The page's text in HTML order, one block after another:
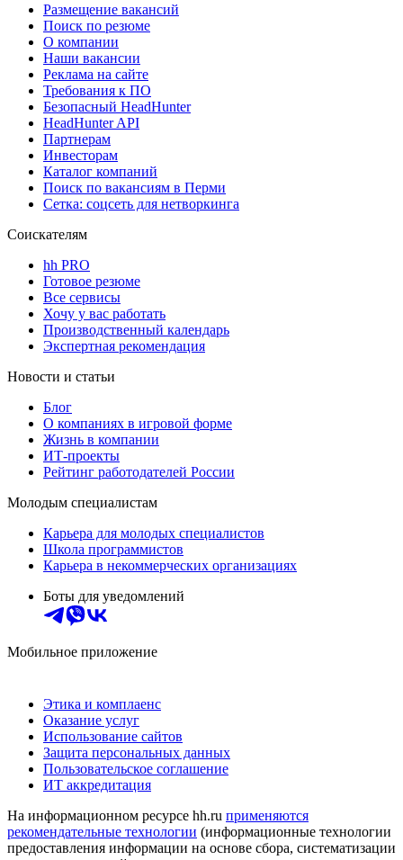
Размещение вакансий
Поиск по резюме
О компании
Наши вакансии
Реклама на сайте
Требования к ПО
Безопасный HeadHunter
HeadHunter API
Партнерам
Инвесторам
Каталог компаний
Поиск по вакансиям в Перми
Сетка: соцсеть для нетворкинга
Соискателям
hh PRO
Готовое резюме
Все сервисы
Хочу у вас работать
Производственный календарь
Экспертная рекомендация
Новости и статьи
Блог
О компаниях в игровой форме
Жизнь в компании
ИТ-проекты
Рейтинг работодателей России
Молодым специалистам
Карьера для молодых специалистов
Школа программистов
Карьера в некоммерческих организациях
Боты для уведомлений
Мобильное приложение
Этика и комплаенс
Оказание услуг
Использование сайтов
Защита персональных данных
Пользовательское соглашение
ИТ аккредитация
На информационном ресурсе hh.ru применяются
рекомендательные технологии (информационные технологии
предоставления информации на основе сбора, систематизации